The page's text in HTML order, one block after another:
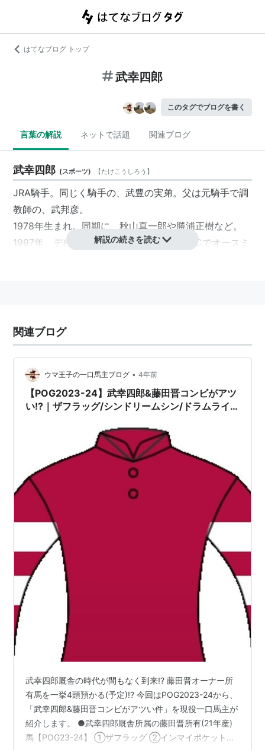
はてなブログ トップ
武幸四郎
このタグでブログを書く
言葉の解説 ネットで話題 関連ブログ
武幸四郎 (スポーツ) 【たけこうしろう 】
JRA騎手。同じく騎手の、武豊の実弟。父は元騎手で調
教師の、武邦彦。
1978年生まれ。同期に、秋山真一郎や勝浦正樹など。
1997年、デビュー二日目にしてマイラーズCでオースミ
剥けてきた感もあり。
2000年の秋華賞、ティコティコタックで初G1獲得。
騎手としてはかなり長身の、身長１７３ｃｍ。
また、騎手界における合コンの帝王として名を馳せる。
解説の続きを読む
関連ブログ
ウマ王子の一口馬主ブログ • 4年前
【POG2023-24】武幸四郎&藤田晋コンビがアツ
い!?｜ザフラッグ/シンドリームシン/ドラムライ
武幸四郎厩舎の時代が間もなく到来!? 藤田晋オーナー所
有馬を一挙4頭預かる(予定)!? 今回はPOG2023-24から、
「武幸四郎&藤田晋コンビがアツい件」を現役一口馬主が
紹介します。 ●武幸四郎厩舎所属の藤田晋所有(21年産)
馬【POG23-24】 ①ザフラッグ ②インマイポケット